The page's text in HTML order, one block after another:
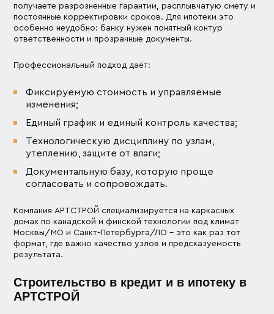
получаете разрозненные гарантии, расплывчатую смету и
постоянные корректировки сроков. Для ипотеки это
особенно неудобно: банку нужен понятный контур
ответственности и прозрачные документы.
Профессиональный подход даёт:
Фиксируемую стоимость и управляемые
изменения;
Единый график и единый контроль качества;
Технологическую дисциплину по узлам,
утеплению, защите от влаги;
Документальную базу, которую проще
согласовать и сопровождать.
Компания АРТСТРОЙ специализируется на каркасных
домах по канадской и финской технологии под климат
Москвы/МО и Санкт-Петербурга/ЛО – это как раз тот
формат, где важно качество узлов и предсказуемость
результата.
Cтроительство в кредит и в ипотеку в
АРТСТРОЙ